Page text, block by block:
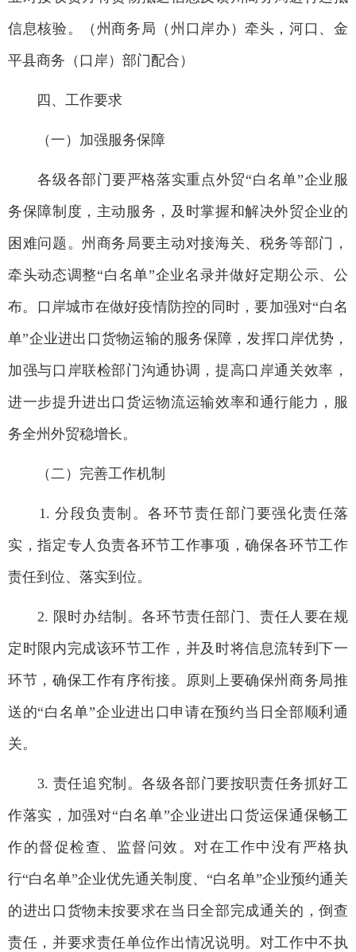
信息核验。（州商务局（州口岸办）牵头，河口、金
平县商务（口岸）部门配合）
四、工作要求
（一）加强服务保障
各级各部门要严格落实重点外贸“白名单”企业服
务保障制度，主动服务，及时掌握和解决外贸企业的
困难问题。州商务局要主动对接海关、税务等部门，
牵头动态调整“白名单”企业名录并做好定期公示、公
布。口岸城市在做好疫情防控的同时，要加强对“白名
单”企业进出口货物运输的服务保障，发挥口岸优势，
加强与口岸联检部门沟通协调，提高口岸通关效率，
进一步提升进出口货运物流运输效率和通行能力，服
务全州外贸稳增长。
（二）完善工作机制
1. 分段负责制。各环节责任部门要强化责任落
实，指定专人负责各环节工作事项，确保各环节工作
责任到位、落实到位。
2. 限时办结制。各环节责任部门、责任人要在规
定时限内完成该环节工作，并及时将信息流转到下一
环节，确保工作有序衔接。原则上要确保州商务局推
送的“白名单”企业进出口申请在预约当日全部顺利通
关。
3. 责任追究制。各级各部门要按职责任务抓好工
作落实，加强对“白名单”企业进出口货运保通保畅工
作的督促检查、监督问效。对在工作中没有严格执
行“白名单”企业优先通关制度、“白名单”企业预约通关
的进出口货物未按要求在当日全部完成通关的，倒查
责任，并要求责任单位作出情况说明。对工作中不执